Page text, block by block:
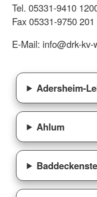
Tel. 05331-9410
Fax 05331-9750 201
E-Mail: info@drk-kv-
Adersheim-
Ahlum